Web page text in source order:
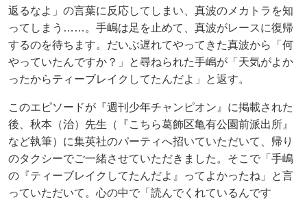
返るなよ」の言葉に反応してしまい、真波のメカトラを知
ってしまう……。手嶋は足を止めて、真波がレースに復帰
するのを待ちます。だいぶ遅れてやってきた真波から「何
やっていたんですか？」と尋ねられた手嶋が「天気がよか
ったからティーブレイクしてたんだよ」と返す。
このエピソードが『週刊少年チャンピオン』に掲載された
後、秋本（治）先生（『こちら葛飾区亀有公園前派出所』
など執筆）に集英社のパーティへ招いていただいて、帰り
のタクシーでご一緒させていただきました。そこで「手嶋
の『ティーブレイクしてたんだよ』ってよかったね」と言
っていただいて。心の中で「読んでくれているんです